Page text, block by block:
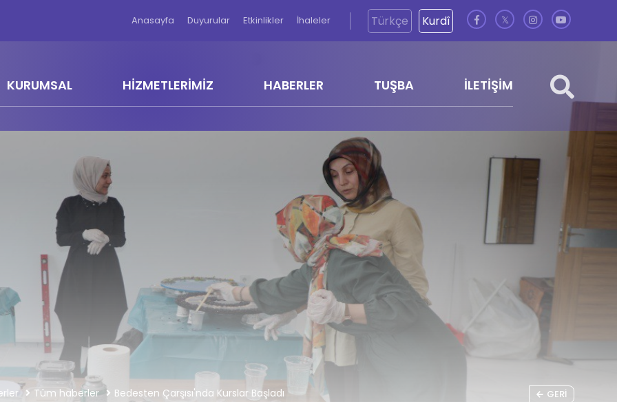
Anasayfa Duyurular Etkinlikler İhaleler Türkçe Kurdî 𝕏
KURUMSAL HİZMETLERİMİZ HABERLER TUŞBA İLETİŞİM
Tüm haberler Bedesten Çarşısı'nda Kurslar Başladı GERI